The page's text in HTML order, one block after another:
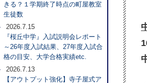
きる？１学期終了時点の町屋教室
生徒数
2026.7.15
『桜丘中学』入試説明会レポート
～26年度入試結果、27年度入試合
格の目安、大学合格実績etc.
2026.7.13
【アウトプット強化】寺子屋式ア